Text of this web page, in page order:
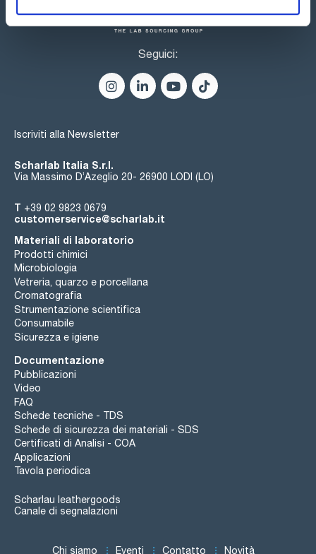
Seguici:
Iscriviti alla Newsletter
Scharlab Italia S.r.l.
Via Massimo D’Azeglio 20- 26900 LODI (LO)
T +39 02 9823 0679
customerservice@scharlab.it
Materiali di laboratorio
Prodotti chimici
Microbiologia
Vetreria, quarzo e porcellana
Cromatografia
Strumentazione scientifica
Consumabile
Sicurezza e igiene
Documentazione
Pubblicazioni
Video
FAQ
Schede tecniche - TDS
Schede di sicurezza dei materiali - SDS
Certificati di Analisi - COA
Applicazioni
Tavola periodica
Scharlau leathergoods
Canale di segnalazioni
Chi siamo Eventi Contatto Novità